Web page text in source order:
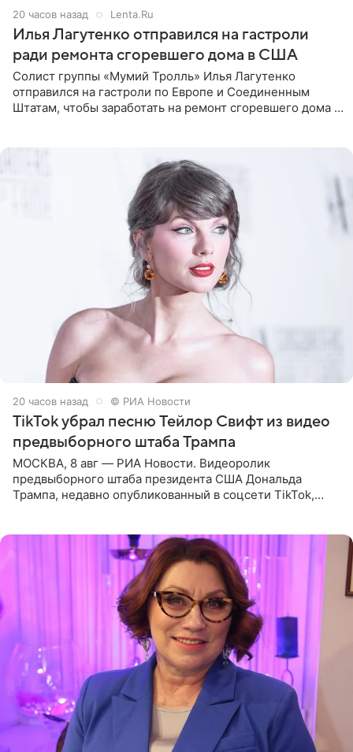
20 часов назад Lenta.Ru
Илья Лагутенко отправился на гастроли
ради ремонта сгоревшего дома в США
Солист группы «Мумий Тролль» Илья Лагутенко
отправился на гастроли по Европе и Соединенным
Штатам, чтобы заработать на ремонт сгоревшего дома в
20 часов назад © РИА Новости
TikTok убрал песню Тейлор Свифт из видео
предвыборного штаба Трампа
МОСКВА, 8 авг — РИА Новости. Видеоролик
предвыборного штаба президента США Дональда
Трампа, недавно опубликованный в соцсети TikTok,